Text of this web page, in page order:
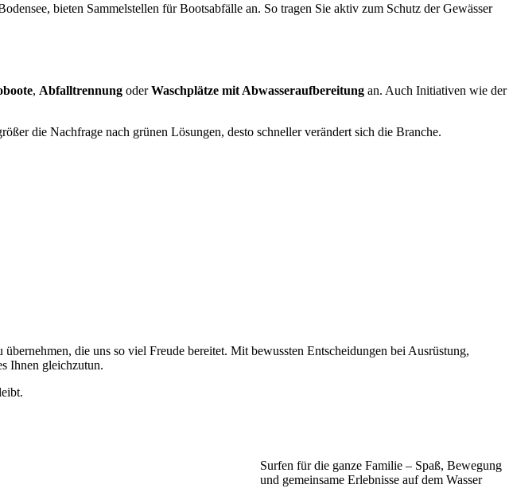
bieten Sammelstellen für Bootsabfälle an. So tragen Sie aktiv zum Schutz der Gewässer
, Abfalltrennung oderWaschplätze mit Abwasseraufbereitung an. Auch Initiativen wie der
die Nachfrage nach grünen Lösungen, desto schneller verändert sich die Branche.
die uns so viel Freude bereitet. Mit bewussten Entscheidungen bei Ausrüstung,
Ihnen gleichzutun.
Surfen für die ganze Familie – Spaß, Bewegung
und gemeinsame Erlebnisse auf dem Wasser